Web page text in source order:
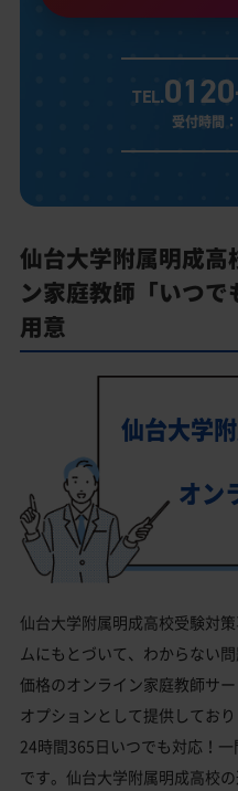
TEL.
受付時間
仙台大学附属明成高
ン家庭教師「いつ
用意
仙台大学
オン
仙台大学附属明成高校受験対
ムにもとづいて、わからない
価格のオンライン家庭教師サ
オプションとして提供してお
24時間365日いつでも対応！
です。仙台大学附属明成高校